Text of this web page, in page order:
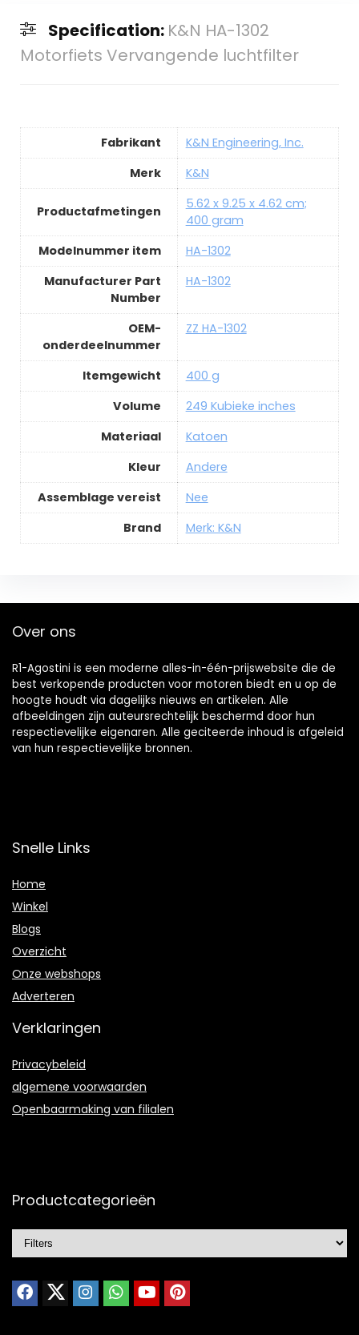
Specification: K&N HA-1302
Motorfiets Vervangende luchtfilter
Fabrikant
K&N Engineering, Inc.
Merk
K&N
Productafmetingen
5.62 x 9.25 x 4.62 cm;
400 gram
Modelnummer item
HA-1302
Manufacturer Part
Number
HA-1302
OEM-
onderdeelnummer
ZZ HA-1302
Itemgewicht
400 g
Volume
249 Kubieke inches
Materiaal
Katoen
Kleur
Andere
Assemblage vereist
Nee
Brand
Merk: K&N
Over ons
R1-Agostini is een moderne alles-in-één-prijswebsite die de
best verkopende producten voor motoren biedt en u op de
hoogte houdt via dagelijks nieuws en artikelen. Alle
afbeeldingen zijn auteursrechtelijk beschermd door hun
respectievelijke eigenaren. Alle geciteerde inhoud is afgeleid
van hun respectievelijke bronnen.
Snelle Links
Home
Winkel
Blogs
Overzicht
Onze webshops
Adverteren
Verklaringen
Privacybeleid
algemene voorwaarden
Openbaarmaking van filialen
Productcategorieën